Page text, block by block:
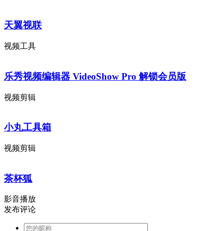
天翼视联
视频工具
乐秀视频编辑器 VideoShow Pro 解锁会员版
视频剪辑
小丸工具箱
视频剪辑
茶杯狐
影音播放
发布评论